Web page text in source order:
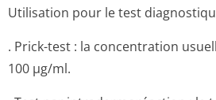
Utilisation pour le test
. Prick-test : la concentration
100 µg/ml.